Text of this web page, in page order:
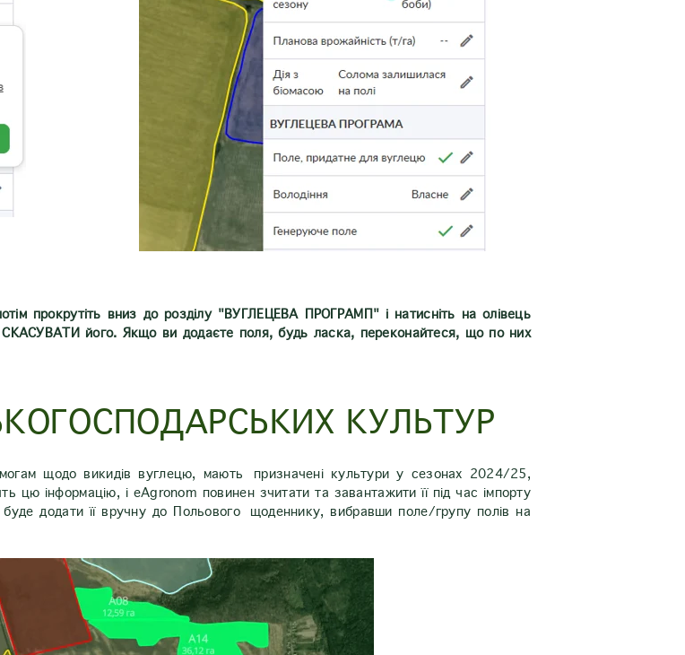
прокрутіть вниз до розділу "ВУГЛЕЦЕВА ПРОГРАМП" і натисніть на олівець
його. Якщо ви додаєте поля, будь ласка, переконайтеся, що по них
КУЛЬТУР
щодо викидів вуглецю, мають призначені культури у сезонах 2024/25,
інформацію, і eAgronom повинен зчитати та завантажити її під час імпорту
додати її вручну до Польового щоденнику, вибравши поле/групу полів на